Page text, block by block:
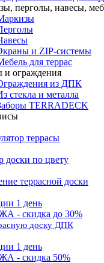
перголы, навесы,
и ZIP-системы
для террас
и ограждения
из ДПК
стекла и металла
TERRADECK
террасы
доски по цвету
террасной доски
1 день
- скидка до 30%
доску ДПК
1 день
- скидка 50%